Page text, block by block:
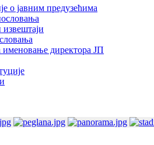
о јавним предузећима
именовање директора ЈП